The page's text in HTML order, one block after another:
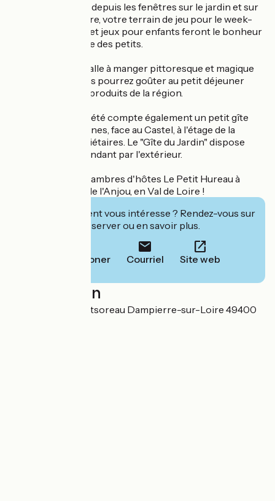
Vue panoramique depuis les fenêtres sur le jardin et sur
les bords de la Loire, votre terrain de jeu pour le week-
end ! Balançoires et jeux pour enfants feront le bonheur
des grands comme des petits.
Le matin, dans la salle à manger pittoresque et magique
en troglodyte, vous pourrez goûter au petit déjeuner
"maison" avec les produits de la région.
A savoir : la propriété compte également un petit gîte
pour deux personnes, face au Castel, à l'étage de la
maison des propriétaires. Le "Gîte du Jardin" dispose
d'un accès indépendant par l'extérieur.
Bon séjour aux chambres d'hôtes Le Petit Hureau à
Saumur, au cœur de l'Anjou, en Val de Loire !
Cet établissement vous intéresse ? Rendez-vous sur
leur site pour réserver ou en savoir plus.
Téléphoner Courriel Site web
Localisation
540 route de Montsoreau Dampierre-sur-Loire 49400